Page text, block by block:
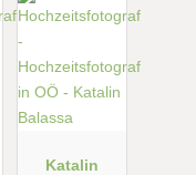
Katalin